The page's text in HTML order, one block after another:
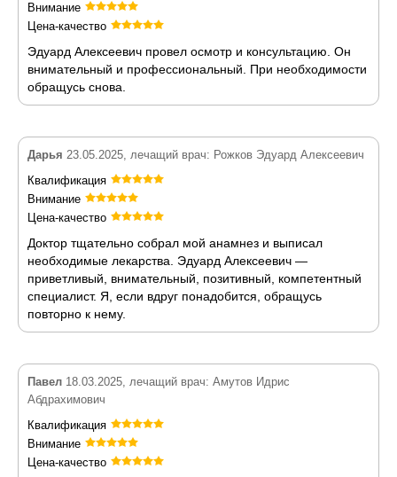
Внимание
Цена-качество
Эдуард Алексеевич провел осмотр и консультацию. Он
внимательный и профессиональный. При необходимости
обращусь снова.
Дарья 23.05.2025, лечащий врач: Рожков Эдуард Алексеевич
Квалификация
Внимание
Цена-качество
Доктор тщательно собрал мой анамнез и выписал
необходимые лекарства. Эдуард Алексеевич —
приветливый, внимательный, позитивный, компетентный
специалист. Я, если вдруг понадобится, обращусь
повторно к нему.
Павел 18.03.2025, лечащий врач: Амутов Идрис
Абдрахимович
Квалификация
Внимание
Цена-качество